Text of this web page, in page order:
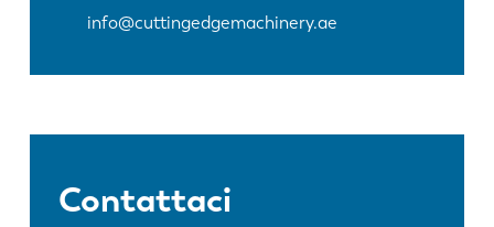
info@cuttingedgemachinery.ae
Contattaci